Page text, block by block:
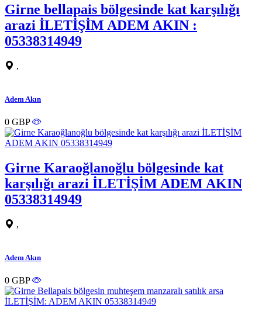
Girne bellapais bölgesinde kat karşılığı
arazi İLETİŞİM ADEM AKIN :
05338314949
,
Adem Akın
0 GBP
Girne Karaoğlanoğlu bölgesinde kat
karşılığı arazi İLETİŞİM ADEM AKIN
05338314949
,
Adem Akın
0 GBP